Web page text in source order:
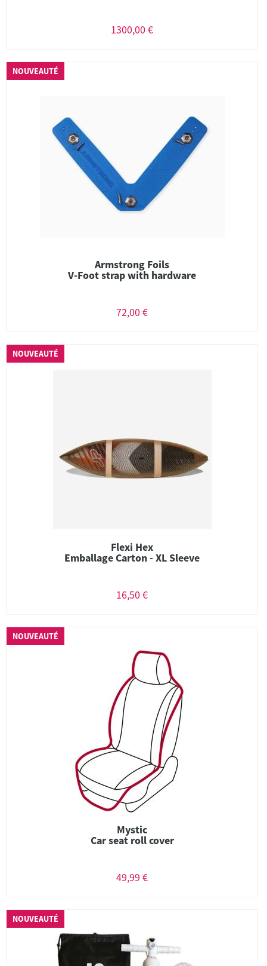
1300,00 €
NOUVEAUTÉ
Armstrong Foils
V-Foot strap with hardware
72,00 €
NOUVEAUTÉ
Flexi Hex
Emballage Carton - XL Sleeve
16,50 €
NOUVEAUTÉ
Mystic
Car seat roll cover
49,99 €
NOUVEAUTÉ